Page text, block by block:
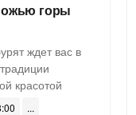
горы
ждет вас в
красотой